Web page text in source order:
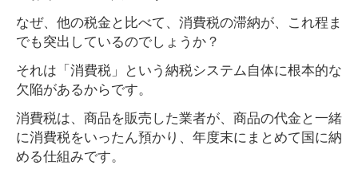
なぜ、他の税金と比べて、消費税の滞納が、これ程ま
でも突出しているのでしょうか？
それは「消費税」という納税システム自体に根本的な
欠陥があるからです。
消費税は、商品を販売した業者が、商品の代金と一緒
に消費税をいったん預かり、年度末にまとめて国に納
める仕組みです。